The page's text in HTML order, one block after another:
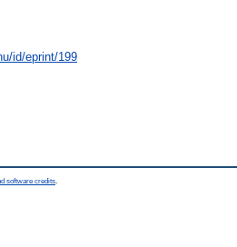
id/eprint/199
software credits